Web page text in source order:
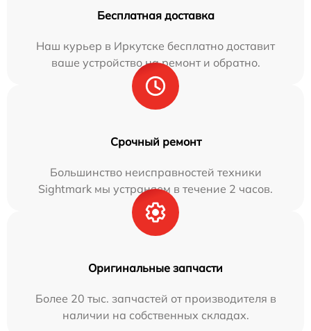
Бесплатная доставка
Наш курьер в Иркутске бесплатно доставит
ваше устройство на ремонт и обратно.
Срочный ремонт
Большинство неисправностей техники
Sightmark мы устраняем в течение 2 часов.
Оригинальные запчасти
Более 20 тыс. запчастей от производителя в
наличии на собственных складах.